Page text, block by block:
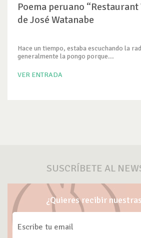
Poema peruano
de José Watanabe
Hace un tiempo, estaba escuchando la
generalmente la pongo porque...
VER ENTRADA
SUSCRÍBETE AL
¿Quieres recibir